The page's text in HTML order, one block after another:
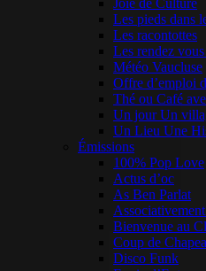
Joie de Culture
Les pieds dans
Les racontottes
Les rendez
Météo Vaucluse
Offre d’emploi
Thé ou Café
Un jour Un
Un Lieu Une
Émissions
100% Pop Love
Actus d’oc
As Ben Parlat
Bienvenue au
Coup de
Disco Funk